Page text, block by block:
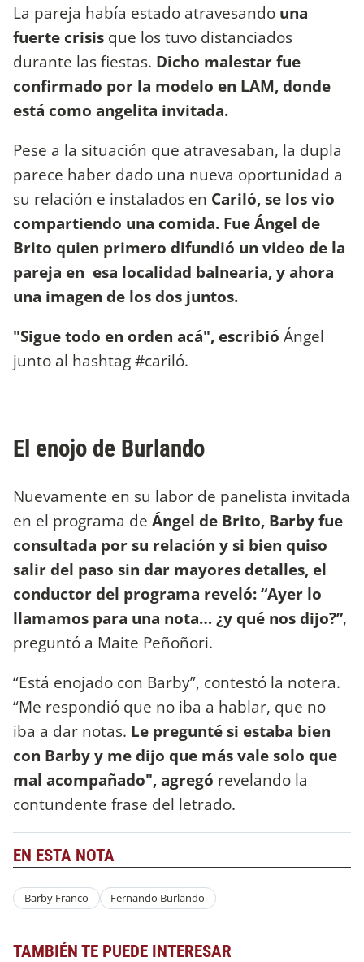
La pareja había estado atravesando una
fuerte crisis que los tuvo distanciados
durante las fiestas. Dicho malestar fue
confirmado por la modelo en LAM, donde
está como angelita invitada.
Pese a la situación que atravesaban, la dupla
parece haber dado una nueva oportunidad a
su relación e instalados en Cariló, se los vio
compartiendo una comida. Fue Ángel de
Brito quien primero difundió un video de la
pareja en esa localidad balnearia, y ahora
una imagen de los dos juntos.
"Sigue todo en orden acá", escribió Ángel
junto al hashtag #cariló.
El enojo de Burlando
Nuevamente en su labor de panelista invitada
en el programa de Ángel de Brito, Barby fue
consultada por su relación y si bien quiso
salir del paso sin dar mayores detalles, el
conductor del programa reveló: “Ayer lo
llamamos para una nota… ¿y qué nos dijo?”,
preguntó a Maite Peñoñori.
“Está enojado con Barby”, contestó la notera.
“Me respondió que no iba a hablar, que no
iba a dar notas. Le pregunté si estaba bien
con Barby y me dijo que más vale solo que
mal acompañado", agregó revelando la
contundente frase del letrado.
EN ESTA NOTA
Barby Franco Fernando Burlando
TAMBIÉN TE PUEDE INTERESAR